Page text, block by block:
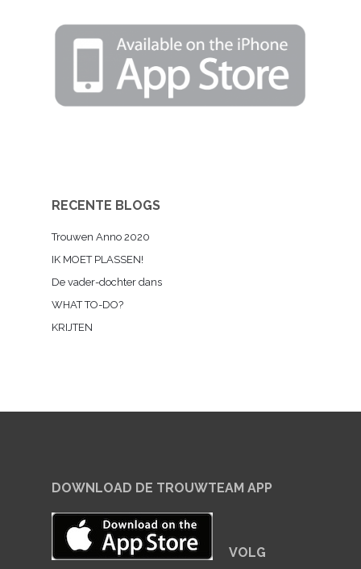
RECENTE BLOGS
Trouwen Anno 2020
IK MOET PLASSEN!
De vader-dochter dans
WHAT TO-DO?
KRIJTEN
DOWNLOAD DE TROUWTEAM APP
VOLG